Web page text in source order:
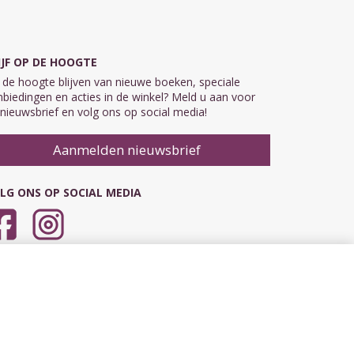
OP DE HOOGTE
hoogte blijven van nieuwe boeken, speciale
en acties in de winkel? Meld u aan voor
en volg ons op social media!
Aanmelden nieuwsbrief
ONS OP SOCIAL MEDIA